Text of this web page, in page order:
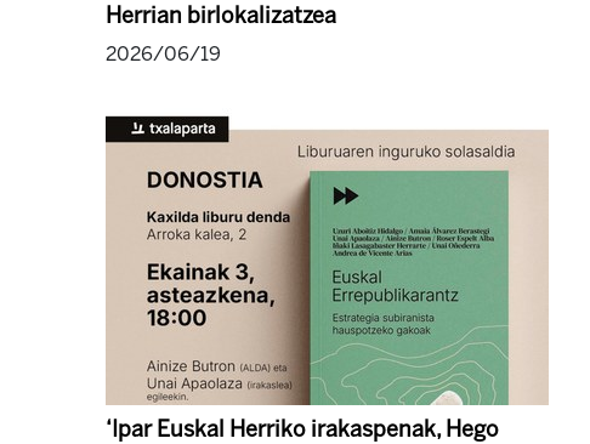
Herrian birlokalizatzea
2026/06/19
‘Ipar Euskal Herriko irakaspenak, Hego